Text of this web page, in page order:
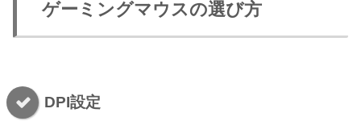
ゲーミングマウスの選び方
DPI設定